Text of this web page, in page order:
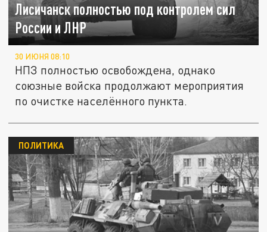
Лисичанск полностью под контролем сил
России и ЛНР
30 ИЮНЯ 08:10
НПЗ полностью освобождена, однако
союзные войска продолжают мероприятия
по очистке населённого пункта.
ПОЛИТИКА